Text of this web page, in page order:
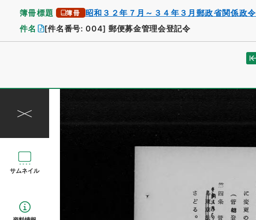
簿冊標題 簿冊 昭和３２年７月～３４年３月郵政省関係政令
件名 [件名番号: 004] 郵便募金管理会登記令
サムネイル